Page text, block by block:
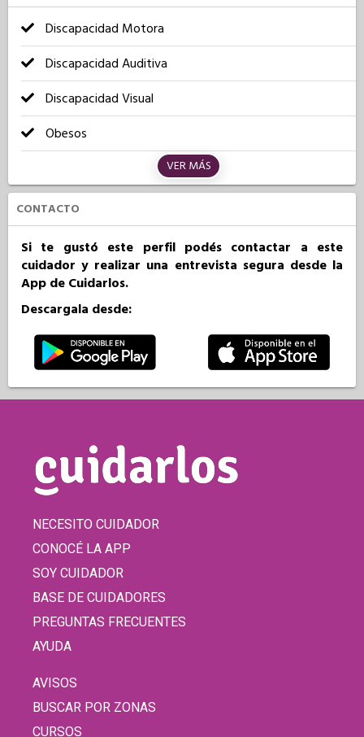
Discapacidad Motora
Discapacidad Auditiva
Discapacidad Visual
Obesos
VER MÁS
CONTACTO
Si te gustó este perfil podés contactar a este
cuidador y realizar una entrevista segura desde la
App de Cuidarlos.
Descargala desde:
NECESITO CUIDADOR
CONOCÉ LA APP
SOY CUIDADOR
BASE DE CUIDADORES
PREGUNTAS FRECUENTES
AYUDA
AVISOS
BUSCAR POR ZONAS
CURSOS